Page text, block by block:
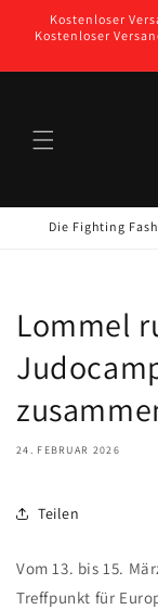
zum
Inhalt
Kostenloser
Kostenloser
Die Fighting
Lommel
24. FEBRUAR 2026
Teilen
Vom 13. bis 15.
Treffpunkt für